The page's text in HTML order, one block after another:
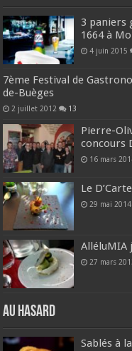
3 paniers
1664 à
4 juin 2015
7ème Festival de
de-Buèges
2 juillet 2012 13
Pierre-
concours
16 mars
Le
29 mai 2014
AlléluMIA
27 mars
Au hasard
Sablés à